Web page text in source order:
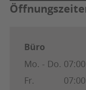
Büro
Mo. - Do.
Fr.